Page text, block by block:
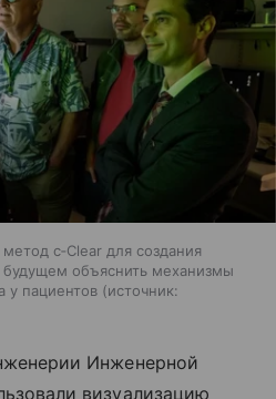
c‑Clear для создания
будущем объяснить механизмы
у пациентов
источник:
Инженерной
визуализацию